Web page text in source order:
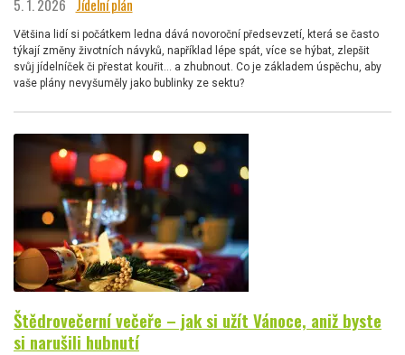
5. 1. 2026 Jídelní plán
Většina lidí si počátkem ledna dává novoroční předsevzetí, která se často
týkají změny životních návyků, například lépe spát, více se hýbat, zlepšit
svůj jídelníček či přestat kouřit… a zhubnout. Co je základem úspěchu, aby
vaše plány nevyšuměly jako bublinky ze sektu?
Štědrovečerní večeře – jak si užít Vánoce, aniž byste
si narušili hubnutí